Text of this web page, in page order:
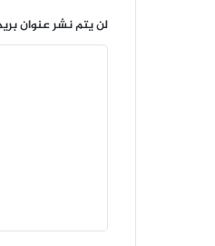
لن يتم نشر عنوان